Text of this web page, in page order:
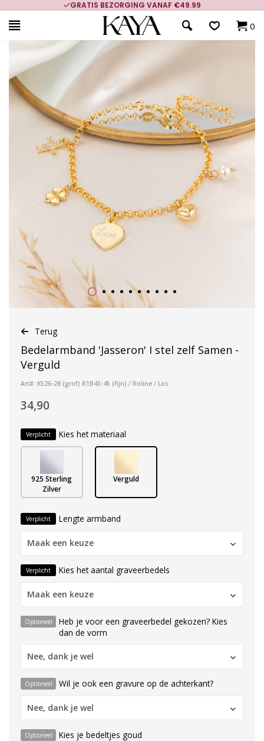
GRATIS BEZORGING VANAF €49.99
0
Terug
Bedelarmband 'Jasseron' I stel zelf Samen -
Verguld
Art#: K526-28 (grof) R1B43-45 (fijn) / Roline / Los
34,90
Verplicht Kies het materiaal
925 Sterling
Zilver
Verguld
Verplicht Lengte armband
Maak een keuze
Verplicht Kies het aantal graveerbedels
Maak een keuze
Optioneel
Heb je voor een graveerbedel gekozen? Kies
dan de vorm
Nee, dank je wel
Optioneel Wil je ook een gravure op de achterkant?
Nee, dank je wel
Optioneel Kies je bedeltjes goud